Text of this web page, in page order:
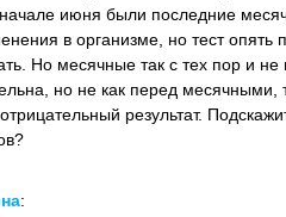
июня были последние
в организме, но тест
Но месячные так с тех пор и
но не как перед
результат.
: